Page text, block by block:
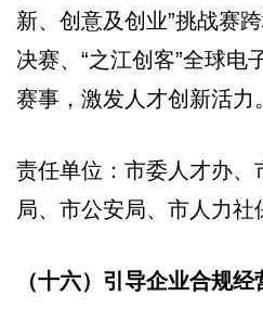
新、创意及创业”挑战赛
决赛、“之江创客”全球电
赛事，激发人才创新活力。
责任单位：市委人才办、
局、市公安局、市人力社
（十六）引导企业合规经